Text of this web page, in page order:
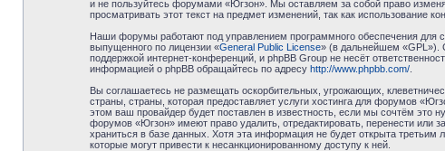
и не пользуйтесь форумами «Югзон». Мы оставляем за собой право
просматривать этот текст на предмет изменений, так как использование
Наши форумы работают под управлением программного обеспечения для
выпущенного по лицензии «General Public License» (в дальнейшем «GPL»).
поддержкой интернет-конференций, и phpBB Group не несёт
информацией о phpBB обращайтесь по адресу http://www.phpbb.com/.
Вы соглашаетесь не размещать оскорбительных, угрожающих,
страны, страны, которая предоставляет услуги хостинга для форумов
этом ваш провайдер будет поставлен в известность, если мы сочтём это
форумов «Югзон» имеют право удалить, отредактировать, перенести
храниться в базе данных. Хотя эта информация не будет открыта
которые могут привести к несанкционированному доступу к ней.